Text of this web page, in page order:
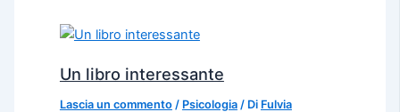
Un libro interessante
Lascia un commento / Psicologia/ Di Fulvia